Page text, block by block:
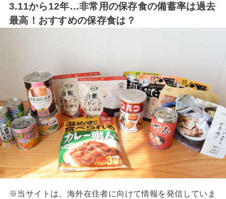
3.11から12年…非常用の保存食の備蓄率は過去
最高！おすすめの保存食は？
※当サイトは、海外在住者に向けて情報を発信していま